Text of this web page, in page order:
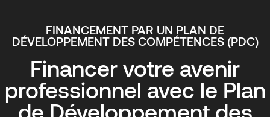
FINANCEMENT PAR UN PLAN DE
DÉVELOPPEMENT DES COMPÉTENCES (PDC)
Financer votre avenir
professionnel avec le Plan
de Développement des